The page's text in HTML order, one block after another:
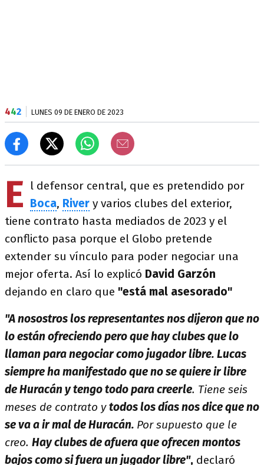
442 LUNES 09 DE ENERO DE 2023
E
l defensor central, que es pretendido por
Boca, River y varios clubes del exterior,
tiene contrato hasta mediados de 2023 y el
conflicto pasa porque el Globo pretende
extender su vínculo para poder negociar una
mejor oferta. Así lo explicó David Garzón
dejando en claro que "está mal asesorado"
"A nosostros los representantes nos dijeron que no
lo están ofreciendo pero que hay clubes que lo
llaman para negociar como jugador libre. Lucas
siempre ha manifestado que no se quiere ir libre
de Huracán y tengo todo para creerle. Tiene seis
meses de contrato ytodos los días nos dice que no
se va a ir mal de Huracán. Por supuesto que le
creo. Hay clubes de afuera que ofrecen montos
bajos como si fuera un jugador libre", declaró